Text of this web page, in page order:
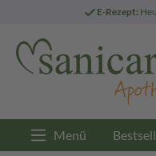
E-Rezept:
Menü